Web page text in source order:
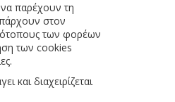
παρέχουν τη
στον
των φορέων
των cookies
διαχειρίζεται